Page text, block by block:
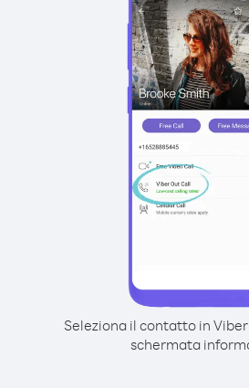
Seleziona il contatto in
schermata